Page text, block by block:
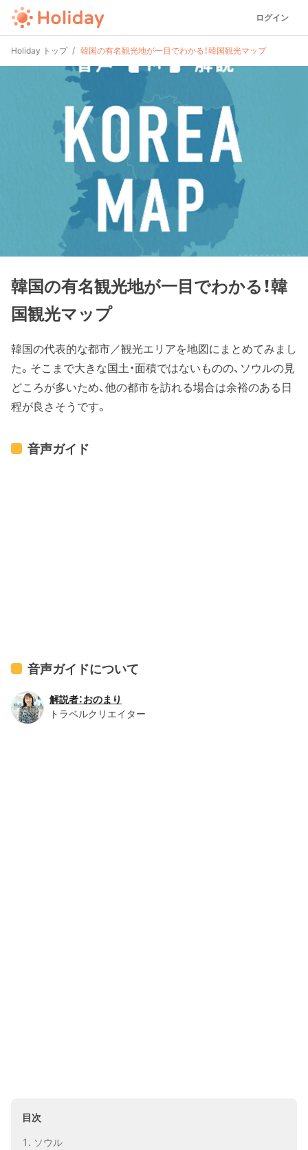
ログイン
Holiday トップ 韓国の有名観光地が一目でわかる！韓国観光マップ
韓国の有名観光地が一目でわかる！韓
国観光マップ
韓国の代表的な都市／観光エリアを地図にまとめてみまし
た。そこまで大きな国土・面積ではないものの、ソウルの見
どころが多いため、他の都市を訪れる場合は余裕のある日
程が良さそうです。
音声ガイド
音声ガイドについて
解説者：おのまり
トラベルクリエイター
目次
ソウル